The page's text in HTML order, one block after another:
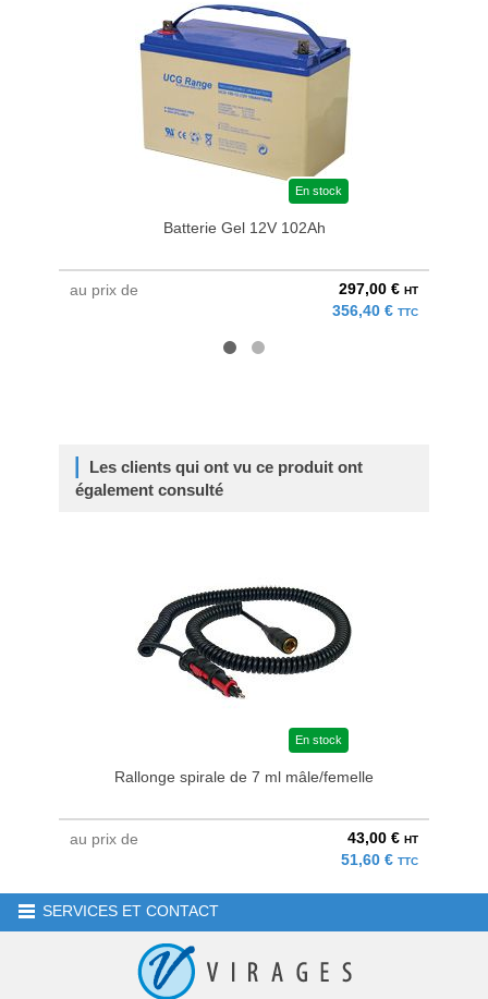
En stock
Batterie Gel 12V 102Ah
au prix de 297,00 € HT
356,40 € TTC
Les clients qui ont vu ce produit ont
également consulté
En stock
Rallonge spirale de 7 ml mâle/femelle
au prix de 43,00 € HT
51,60 € TTC
SERVICES ET CONTACT